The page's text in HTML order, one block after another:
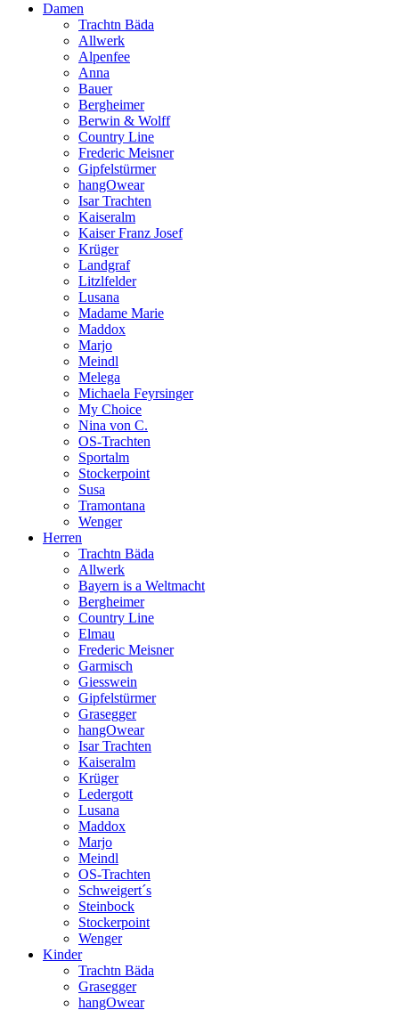
Damen
Trachtn Bäda
Allwerk
Alpenfee
Anna
Bauer
Bergheimer
Berwin & Wolff
Country Line
Frederic Meisner
Gipfelstürmer
hangOwear
Isar Trachten
Kaiseralm
Kaiser Franz Josef
Krüger
Landgraf
Litzlfelder
Lusana
Madame Marie
Maddox
Marjo
Meindl
Melega
Michaela Feyrsinger
My Choice
Nina von C.
OS-Trachten
Sportalm
Stockerpoint
Susa
Tramontana
Wenger
Herren
Trachtn Bäda
Allwerk
Bayern is a Weltmacht
Bergheimer
Country Line
Elmau
Frederic Meisner
Garmisch
Giesswein
Gipfelstürmer
Grasegger
hangOwear
Isar Trachten
Kaiseralm
Krüger
Ledergott
Lusana
Maddox
Marjo
Meindl
OS-Trachten
Schweigert´s
Steinbock
Stockerpoint
Wenger
Kinder
Trachtn Bäda
Grasegger
hangOwear